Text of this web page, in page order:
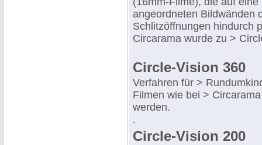
angeordneten Bildwänden
Schlitzöffnungen hindurch
Circarama wurde zu >
Circle-Vision 360
Verfahren für >
Filmen wie bei >
werden.
.
Circle-Vision 200